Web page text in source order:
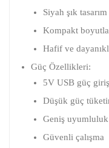
Siyah şık tasarım
Kompakt
Hafif ve
Güç Özellikleri:
5V USB güç
Düşük güç
Geniş uyumluluk
Güvenli çalışma